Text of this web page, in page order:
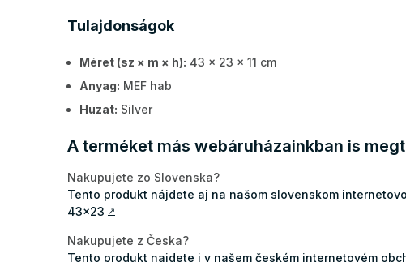
Tulajdonságok
Méret (sz × m × h): 43 × 23 × 11 cm
Anyag: MEF hab
Huzat: Silver
A terméket más webáruházainkban is
Nakupujete zo Slovenska?
Tento produkt nájdete aj na našom slovenskom
43x23 ↗
Nakupujete z Česka?
Tento produkt najdete i v našem českém internetovém